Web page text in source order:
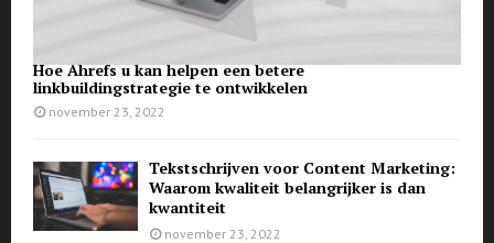
Hoe Ahrefs u kan helpen een betere
linkbuildingstrategie te ontwikkelen
november 23, 2022
Tekstschrijven voor Content Marketing:
Waarom kwaliteit belangrijker is dan
kwantiteit
november 23, 2022